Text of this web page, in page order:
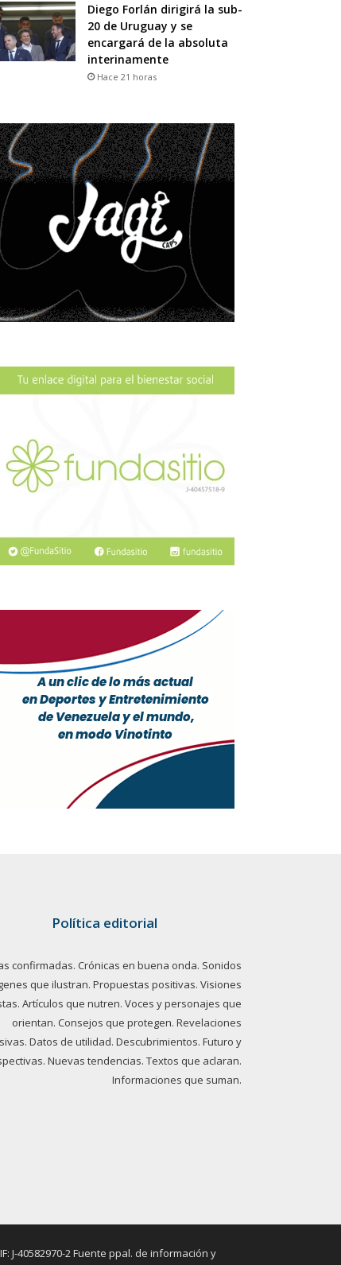
Diego Forlán dirigirá la sub-
20 de Uruguay y se
encargará de la absoluta
interinamente
Hace 21 horas
Política editorial
confirmadas. Crónicas en buena onda. Sonidos
que ilustran. Propuestas positivas. Visiones
Artículos que nutren. Voces y personajes que
orientan. Consejos que protegen. Revelaciones
Datos de utilidad. Descubrimientos. Futuro y
Nuevas tendencias. Textos que aclaran.
Informaciones que suman.
J-40582970-2 Fuente ppal. de información y